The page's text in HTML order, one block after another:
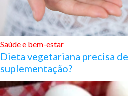
Saúde e bem-estar
Dieta vegetariana precisa de
suplementação?